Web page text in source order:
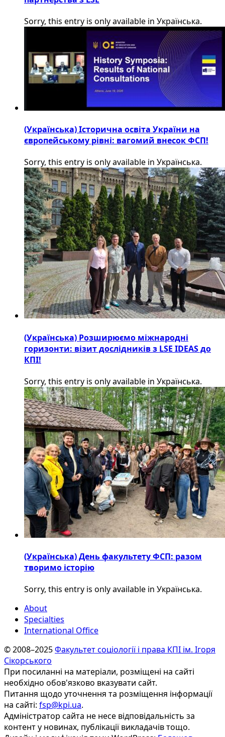
Sorry, this entry is only available in Українська.
(Українська) Історична освіта України на
європейському рівні: вагомий внесок ФСП!
Sorry, this entry is only available in Українська.
(Українська) Розширюємо міжнародні
горизонти: візит дослідників з LSE IDEAS до
КПІ!
Sorry, this entry is only available in Українська.
(Українська) День факультету ФСП: разом
творимо історію
Sorry, this entry is only available in Українська.
About
Specialties
International Office
© 2008–2025Факультет соціології і права КПІ ім. Ігоря
Сікорського
При посиланні на матеріали, розміщені на сайті
необхідно обов'язково вказувати сайт.
Питання щодо уточнення та розміщення інформації
на сайті: fsp@kpi.ua.
Адміністратор сайта не несе відповідальність за
контент у новинах, публікації викладачів тощо.